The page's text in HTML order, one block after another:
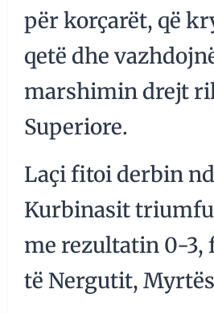
për korçarët, që
qetë dhe
marshimin drejt
Superiore.
Laçi fitoi derbin
Kurbinasit
me rezultatin 0-3,
të Nergutit,